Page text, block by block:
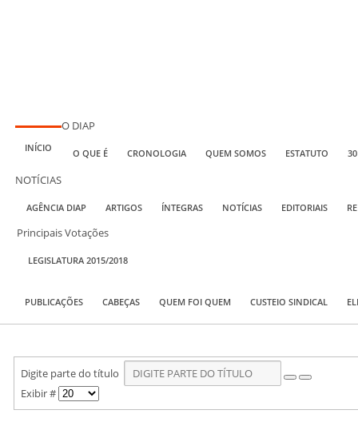
INÍCIO
O DIAP
O QUE É CRONOLOGIA QUEM SOMOS ESTATUTO
NOTÍCIAS
AGÊNCIA DIAP ARTIGOS ÍNTEGRAS NOTÍCIAS EDITORIAIS
Principais Votações
LEGISLATURA 2015/2018
PUBLICAÇÕES CABEÇAS QUEM FOI QUEM CUSTEIO SINDICAL
Digite parte do título
Exibir #